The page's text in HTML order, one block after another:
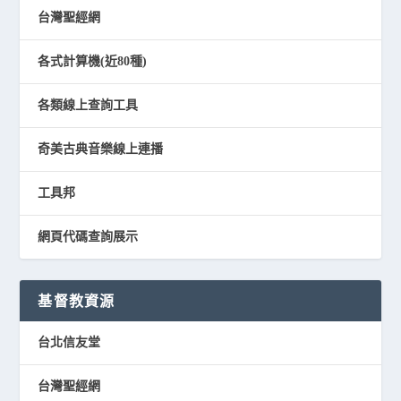
台灣聖經網
各式計算機(近80種)
各類線上查詢工具
奇美古典音樂線上連播
工具邦
網頁代碼查詢展示
基督教資源
台北信友堂
台灣聖經網